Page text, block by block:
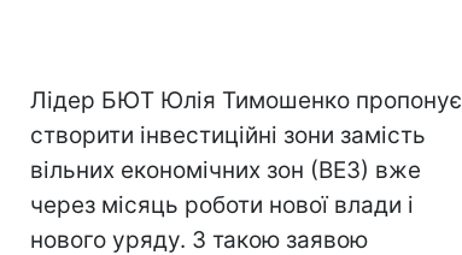
Лідер БЮТ Юлія Тимошенко пропонує
створити інвестиційні зони замість
вільних економічних зон (ВЕЗ) вже
через місяць роботи нової влади і
нового уряду. З такою заявою